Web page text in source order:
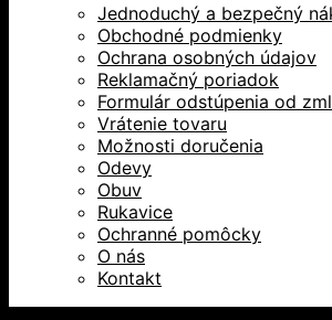
Jednoduchý a bezpečný
Obchodné podmienky
Ochrana osobných údajov
Reklamačný poriadok
Formulár odstúpenia od
Vrátenie tovaru
Možnosti doručenia
Odevy
Obuv
Rukavice
Ochranné pomôcky
O nás
Kontakt